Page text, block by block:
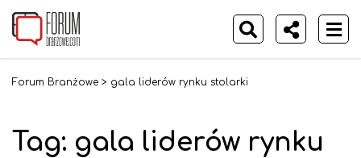
Forum Branżowe > gala liderów rynku stolarki
Tag: gala liderów rynku